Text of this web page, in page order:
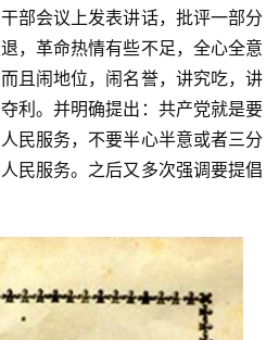
部会议上发表讲话，批评一部分
，革命热情有些不足，全心全意
且闹地位，闹名誉，讲究吃，讲
利。并明确提出：共产党就是要
民服务，不要半心半意或者三分
民服务。之后又多次强调要提倡